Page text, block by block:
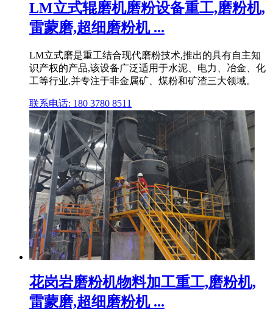
LM立式辊磨机磨粉设备重工,磨粉机,
雷蒙磨,超细磨粉机 ...
LM立式磨是重工结合现代磨粉技术,推出的具有自主知
识产权的产品,该设备广泛适用于水泥、电力、冶金、化
工等行业,并专注于非金属矿、煤粉和矿渣三大领域。
联系电话: 180 3780 8511
花岗岩磨粉机物料加工重工,磨粉机,
雷蒙磨,超细磨粉机 ...